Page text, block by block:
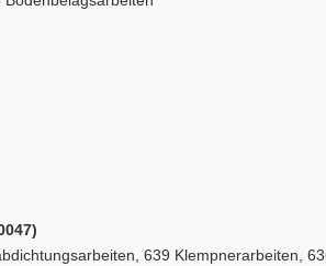
639 Klempnerarbeiten,